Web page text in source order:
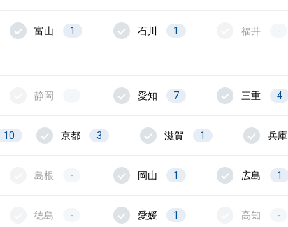
富山 1 石川 1 福井 -
静岡 - 愛知 7 三重 4
10 京都 3 滋賀 1 兵庫
島根 - 岡山 1 広島 1
徳島 - 愛媛 1 高知 -